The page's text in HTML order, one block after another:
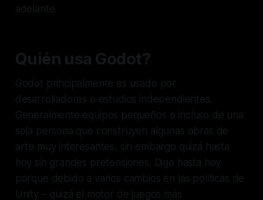
adelante.
Quién usa Godot?
Godot principalmente es usado por
desarrolladores o estudios independientes.
Generalmente equipos pequeños o incluso de una
sola persona que construyen algunas obras de
arte muy interesantes, sin embargo quizá hasta
hoy sin grandes pretensiones. Digo hasta hoy
porque debido a varios cambios en las políticas de
Unity – quizá el motor de juegos más